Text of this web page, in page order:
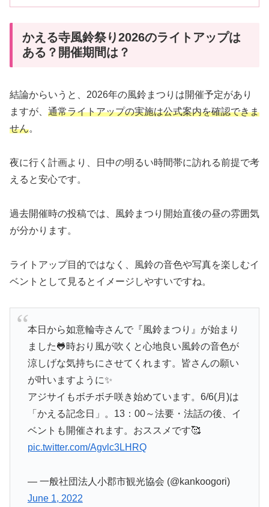
かえる寺風鈴祭り2026のライトアップは
ある？開催期間は？
結論からいうと、2026年の風鈴まつりは開催予定があり
ますが、 通常ライトアップの実施は公式案内を確認できま
せん。
夜に行く計画より、日中の明るい時間帯に訪れる前提で考
えると安心です。
過去開催時の投稿では、風鈴まつり開始直後の昼の雰囲気
が分かります。
ライトアップ目的ではなく、風鈴の音色や写真を楽しむイ
ベントとして見るとイメージしやすいですね。
本日から如意輪寺さんで『風鈴まつり』が始まり
ました🐸時おり風が吹くと心地良い風鈴の音色が
涼しげな気持ちにさせてくれます。皆さんの願い
が叶いますように✨
アジサイもボチボチ咲き始めています。6/6(月)は
「かえる記念日」。13：00～法要・法話の後、イ
ベントも開催されます。おススメです🥰
pic.twitter.com/Agvlc3LHRQ
— 一般社団法人小郡市観光協会 (@kankoogori)
June 1, 2022